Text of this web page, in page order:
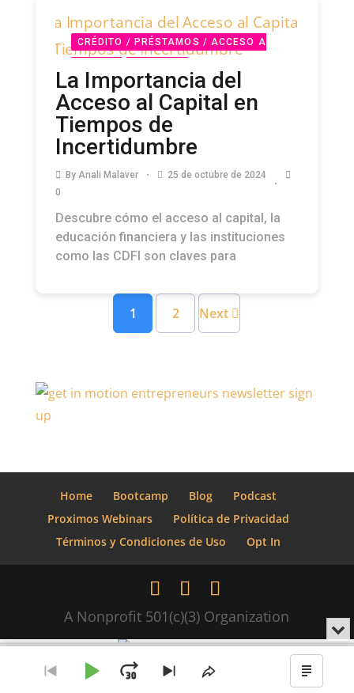
CRÉDITO / PRÉSTAMOS / ACCESO A
La Importancia del
Acceso al Capital en
Tiempos de
Incertidumbre
By Anali Malaver
25 de octubre de 2024
0
Descubre cómo el acceso al capital, la
educación financiera y las instituciones
como las CDFI son claves para
1 2 Next
Home Bootcamp Blog
Podcast
Proximos Webinars
Política de Privacidad
Términos y Condiciones de Uso
Opt In
A Nonprofit 501(c)(3) Organization
Audio
Ir
Reproducir
Avanzar
SaltarCompartir
o